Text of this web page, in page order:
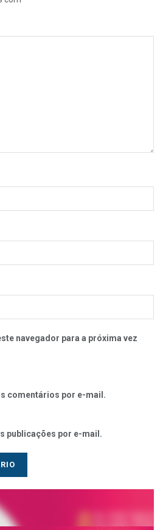
navegador para a próxima vez
comentários por e-mail.
publicações por e-mail.